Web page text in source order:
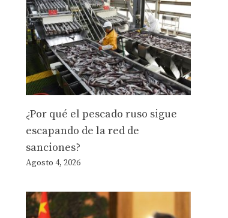
¿Por qué el pescado ruso sigue
escapando de la red de
sanciones?
Agosto 4, 2026